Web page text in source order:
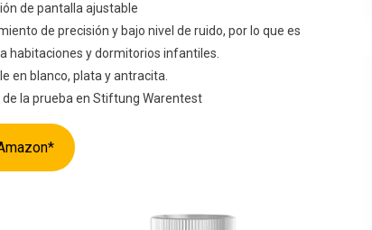
de pantalla ajustable
de precisión y bajo nivel de ruido, por lo que es
habitaciones y dormitorios infantiles.
en blanco, plata y antracita.
de la prueba en Stiftung Warentest